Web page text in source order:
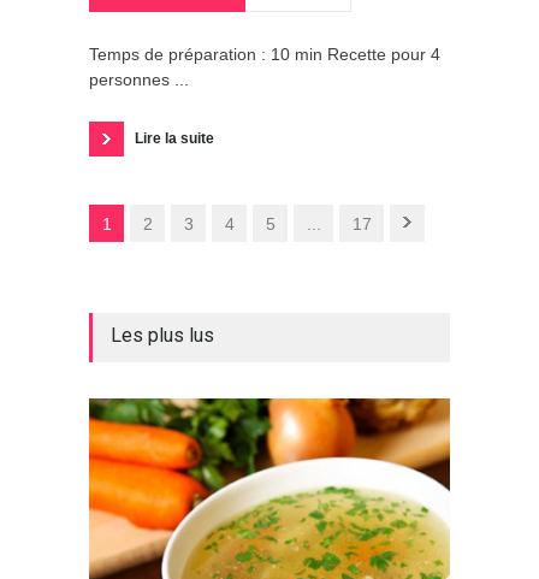
Temps de préparation : 10 min Recette pour 4
personnes ...
Lire la suite
1 2 3 4 5 17
Les plus lus